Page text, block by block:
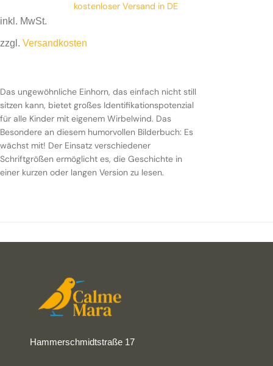
kostenloser Versand in DE
inkl. MwSt.
zzgl. Versandkosten
Das ungewöhnliche Einhorn, das einfach nicht still
sitzen kann, bietet großes Identifikationspotenzial
für alle Kinder mit eigenem Wirbelwind. Das
Besondere an diesem humorvollen Bilderbuch: Es
wächst mit! Der Einsatz verschiedener
Schriftgrößen ermöglicht es, die Geschichte in
einer kurzen oder langen Version zu lesen.
Hammerschmidtstraße 17